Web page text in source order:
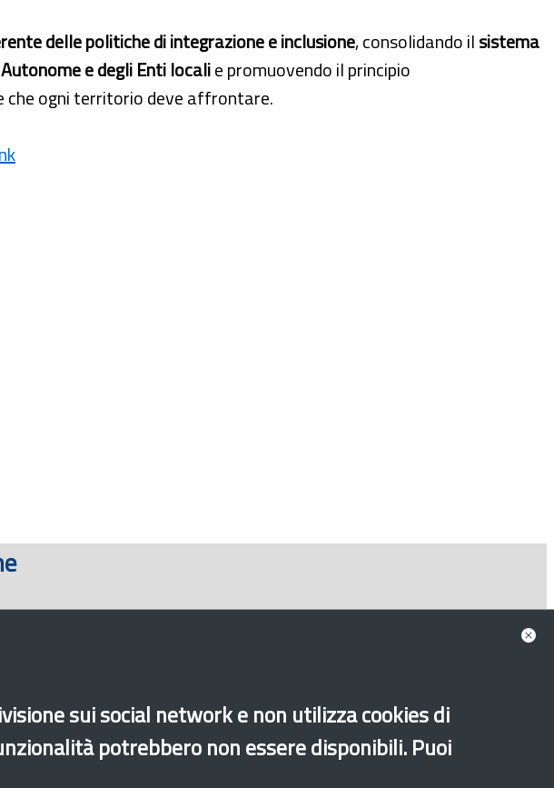
delle politiche di integrazione e inclusione, consolidando ilsistema
e degli Enti localie promuovendo il principio
che ogni territorio deve affrontare.
sui social network e non utilizza cookies di
potrebbero non essere disponibili. Puoi